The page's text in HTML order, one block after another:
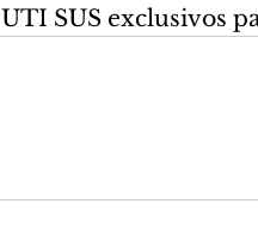
SUS exclusivos